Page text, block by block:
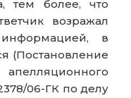
тем более, что
возражал
в
(Постановление
06-ГК по делу